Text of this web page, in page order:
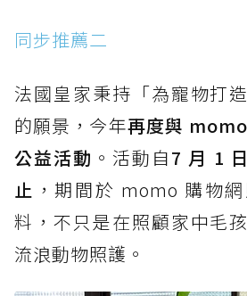
同步推薦二
法國皇家秉持「為寵物打
的願景，今年再度與
公益活動 。活動自7 月 1
止 ，期間於 momo 購物
料，不只是在照顧家中毛
流浪動物照護。